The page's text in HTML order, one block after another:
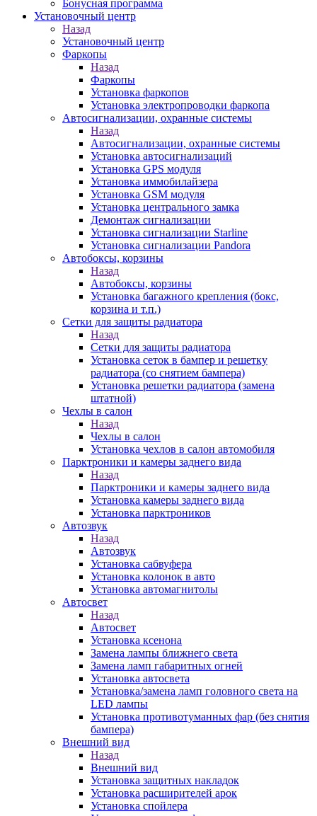
Бонусная программа
Установочный центр
Назад
Установочный центр
Фаркопы
Назад
Фаркопы
Установка фаркопов
Установка электропроводки фаркопа
Автосигнализации, охранные системы
Назад
Автосигнализации, охранные системы
Установка автосигнализаций
Установка GPS модуля
Установка иммобилайзера
Установка GSM модуля
Установка центрального замка
Демонтаж сигнализации
Установка сигнализации Starline
Установка сигнализации Pandora
Автобоксы, корзины
Назад
Автобоксы, корзины
Установка багажного крепления (бокс,
корзина и т.п.)
Сетки для защиты радиатора
Назад
Сетки для защиты радиатора
Установка сеток в бампер и решетку
радиатора (со снятием бампера)
Установка решетки радиатора (замена
штатной)
Чехлы в салон
Назад
Чехлы в салон
Установка чехлов в салон автомобиля
Парктроники и камеры заднего вида
Назад
Парктроники и камеры заднего вида
Установка камеры заднего вида
Установка парктроников
Автозвук
Назад
Автозвук
Установка сабвуфера
Установка колонок в авто
Установка автомагнитолы
Автосвет
Назад
Автосвет
Установка ксенона
Замена лампы ближнего света
Замена ламп габаритных огней
Установка автосвета
Установка/замена ламп головного света на
LED лампы
Установка противотуманных фар (без снятия
бампера)
Внешний вид
Назад
Внешний вид
Установка защитных накладок
Установка расширителей арок
Установка спойлера